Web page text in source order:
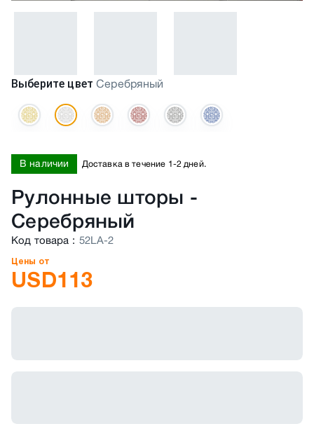
Выберите цвет Серебряный
В наличии Доставка в течение 1-2 дней.
Рулонные шторы -
Серебряный
Код товара : 52LA-2
Цены от
USD113